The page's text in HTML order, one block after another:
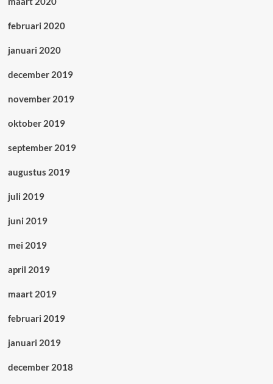
februari 2020
januari 2020
december 2019
november 2019
oktober 2019
september 2019
augustus 2019
juli 2019
juni 2019
mei 2019
april 2019
maart 2019
februari 2019
januari 2019
december 2018